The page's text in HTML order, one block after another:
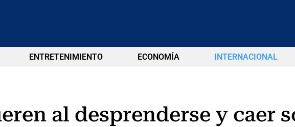
ENTRETENIMIENTO ECONOMÍA INTERNACIONAL
al desprenderse y caer